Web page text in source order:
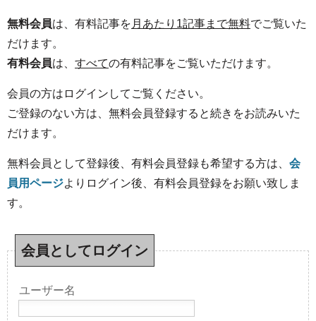
無料会員は、有料記事を 月あたり1記事まで無料でご覧いた
だけます。
有料会員は、 すべての有料記事をご覧いただけます。
会員の方はログインしてご覧ください。
ご登録のない方は、無料会員登録すると続きをお読みいた
だけます。
無料会員として登録後、有料会員登録も希望する方は、 会
員用ページよりログイン後、有料会員登録をお願い致しま
す。
会員としてログイン
ユーザー名